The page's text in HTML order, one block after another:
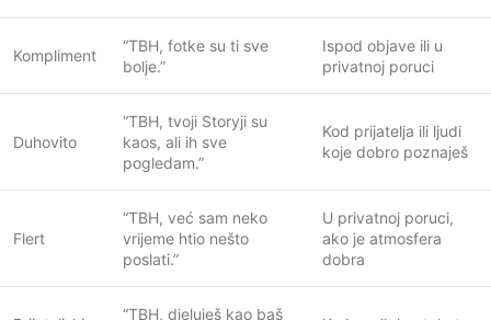
Kompliment
“TBH, fotke su ti sve
bolje.”
Ispod objave ili u
privatnoj poruci
Duhovito
“TBH, tvoji Storyji su
kaos, ali ih sve
pogledam.”
Kod prijatelja ili ljudi
koje dobro poznaješ
Flert
“TBH, već sam neko
vrijeme htio nešto
poslati.”
U privatnoj poruci,
ako je atmosfera
dobra
“TBH, djeluješ kao baš